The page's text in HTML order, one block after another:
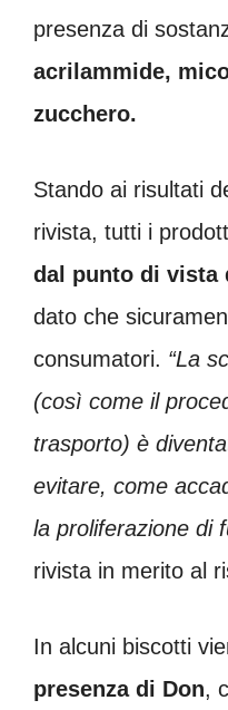
presenza di
acrilammide,
zucchero.
Stando ai risultati
rivista, tutti i
dal punto di vista
dato che
consumatori. “La
(così come il
trasporto) è
evitare, come
la proliferazione di
rivista in merito al
In alcuni biscotti
presenza di Don,